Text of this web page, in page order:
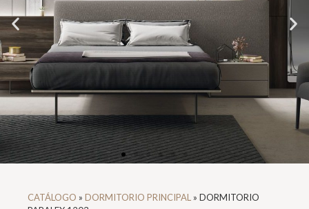
CATÁLOGO » DORMITORIO PRINCIPAL » DORMITORIO